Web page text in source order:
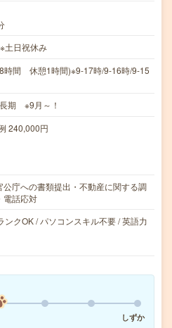
土日祝休み
時間 休憩1時間)※9-17時/9-16時/9-15
期 ※9月～！
240,000円
公庁への書類提出・不動産に関する調
電話応対
ンクOK / パソコンスキル不要 / 英語力
しずか